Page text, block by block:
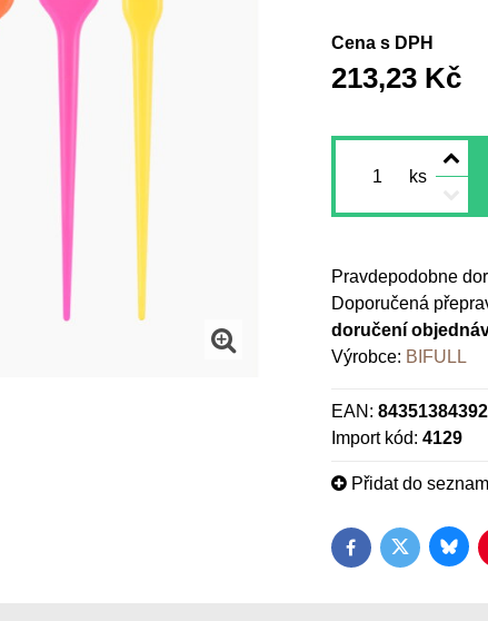
Cena s DPH
213,23 Kč
ks
Pravdepodobne
doručení
Výrobce: BIFULL
EAN:
Import kód: 4129
Přidat do
FacebookTwitter